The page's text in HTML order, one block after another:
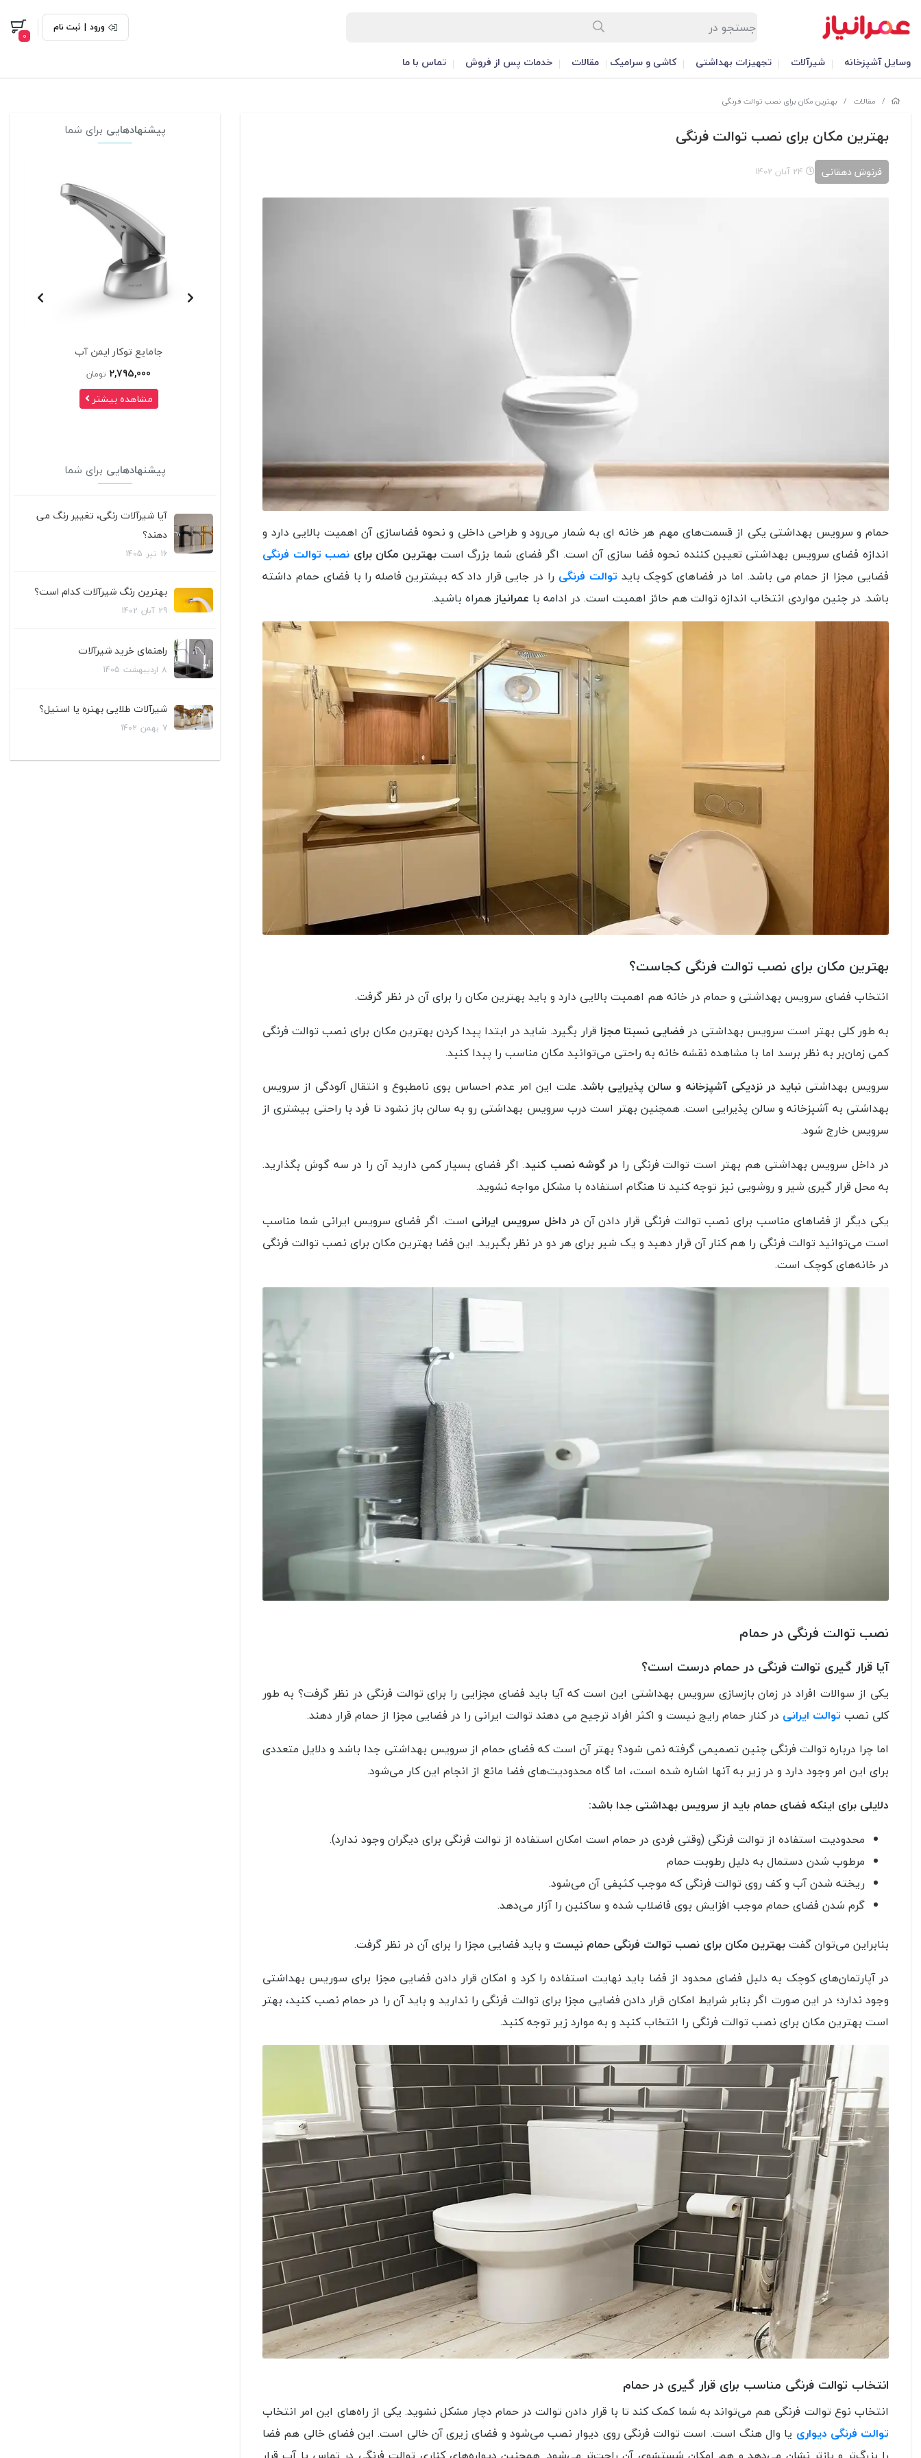
ورود | ثبت نام
0
وسایل آشپزخانه شیرآلات تجهیزات بهداشتی کاشی و سرامیک مقالات خدمات پس از فروش تماس با ما
/ مقالات / بهترین مکان برای نصب توالت فرنگی
بهترین مکان برای نصب توالت فرنگی
فرنوش دهقانی
حمام و سرویس بهداشتی یکی از قسمت‌های مهم هر خانه ای به شمار می‌رود و طراحی داخلی و نحوه فضاسازی آن اهمیت بالایی دارد و
اندازه فضای سرویس بهداشتی تعیین کننده نحوه فضا سازی آن است. اگر فضای شما بزرگ است بهترین مکان برای نصب توالت فرنگی
فضایی مجزا از حمام می باشد. اما در فضاهای کوچک باید توالت فرنگی را در جایی قرار داد که بیشترین فاصله را با فضای حمام داشته
باشد. در چنین مواردی انتخاب اندازه توالت هم حائز اهمیت است. در ادامه با عمرانیازهمراه باشید.
بهترین مکان برای نصب توالت فرنگی کجاست؟
انتخاب فضای سرویس بهداشتی و حمام در خانه هم اهمیت بالایی دارد و باید بهترین مکان را برای آن در نظر گرفت.
به طور کلی بهتر است سرویس بهداشتی در فضایی نسبتا مجزا قرار بگیرد. شاید در ابتدا پیدا کردن بهترین مکان برای نصب توالت فرنگی
کمی زمان‌بر به نظر برسد اما با مشاهده نقشه خانه به راحتی می‌توانید مکان مناسب را پیدا کنید.
سرویس بهداشتی نباید در نزدیکی آشپزخانه و سالن پذیرایی باشد. علت این امر عدم احساس بوی نامطبوع و انتقال آلودگی از سرویس
بهداشتی به آشپزخانه و سالن پذیرایی است. همچنین بهتر است درب سرویس بهداشتی رو به سالن باز نشود تا فرد با راحتی بیشتری از
سرویس خارج شود.
در داخل سرویس بهداشتی هم بهتر است توالت فرنگی را در گوشه نصب کنید. اگر فضای بسیار کمی دارید آن را در سه گوش بگذارید.
به محل قرار گیری شیر و روشویی نیز توجه کنید تا هنگام استفاده با مشکل مواجه نشوید.
یکی دیگر از فضاهای مناسب برای نصب توالت فرنگی قرار دادن آن در داخل سرویس ایرانی است. اگر فضای سرویس ایرانی شما مناسب
است می‌توانید توالت فرنگی را هم کنار آن قرار دهید و یک شیر برای هر دو در نظر بگیرید. این فضا بهترین مکان برای نصب توالت فرنگی
در خانه‌های کوچک است.
نصب توالت فرنگی در حمام
آیا قرار گیری توالت فرنگی در حمام درست است؟
یکی از سوالات افراد در زمان بازسازی سرویس بهداشتی این است که آیا باید فضای مجزایی را برای توالت فرنگی در نظر گرفت؟ به طور
کلی نصب توالت ایرانی در کنار حمام رایج نیست و اکثر افراد ترجیح می دهند توالت ایرانی را در فضایی مجزا از حمام قرار دهند.
اما چرا درباره توالت فرنگی چنین تصمیمی گرفته نمی شود؟ بهتر آن است که فضای حمام از سرویس بهداشتی جدا باشد و دلایل متعددی
برای این امر وجود دارد و در زیر به آنها اشاره شده است، اما گاه محدودیت‌های فضا مانع از انجام این کار می‌شود.
دلایلی برای اینکه فضای حمام باید از سرویس بهداشتی جدا باشد:
محدودیت استفاده از توالت فرنگی (وقتی فردی در حمام است امکان استفاده از توالت فرنگی برای دیگران وجود ندارد).
مرطوب شدن دستمال به دلیل رطوبت حمام
ریخته شدن آب و کف روی توالت فرنگی که موجب کثیفی آن می‌شود.
گرم شدن فضای حمام موجب افزایش بوی فاضلاب شده و ساکنین را آزار می‌دهد.
بنابراین می‌توان گفتبهترین مکان برای نصب توالت فرنگی حمام نیست و باید فضایی مجزا را برای آن در نظر گرفت.
در آپارتمان‌های کوچک به دلیل فضای محدود از فضا باید نهایت استفاده را کرد و امکان قرار دادن فضایی مجزا برای سوریس بهداشتی
وجود ندارد؛ در این صورت اگر بنابر شرایط امکان قرار دادن فضایی مجزا برای توالت فرنگی را ندارید و باید آن را در حمام نصب کنید، بهتر
است بهترین مکان برای نصب توالت فرنگی را انتخاب کنید و به موارد زیر توجه کنید.
انتخاب توالت فرنگی مناسب برای قرار گیری در حمام
انتخاب نوع توالت فرنگی هم می‌تواند به شما کمک کند تا با قرار دادن توالت در حمام دچار مشکل نشوید. یکی از راه‌های این امر انتخاب
توالت فرنگی دیواری یا وال هنگ است. است توالت فرنگی روی دیوار نصب می‌شود و فضای زیری آن خالی است. این فضای خالی هم فضا
پیشنهادهایی برای شما
فلوتر توالت فرنگی گبریت Geberit
مشاهده بیشتر
طلایی
41,950,000 تومان
پیشنهادهایی برای شما
آیا شیرآلات رنگی، تغییر رنگ می
دهند؟
16 تیر 1405
بهترین رنگ شیرآلات کدام است؟
29 آبان 1402
راهنمای خرید شیرآلات
8 اردیبهشت 1405
شیرآلات طلایی بهتره یا استیل؟
7 بهمن 1402